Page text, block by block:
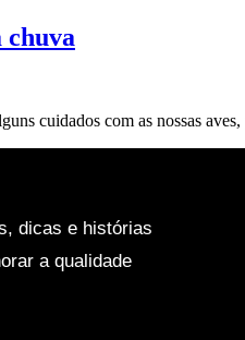
chuva
cuidados com as nossas
dicas e histórias
a qualidade